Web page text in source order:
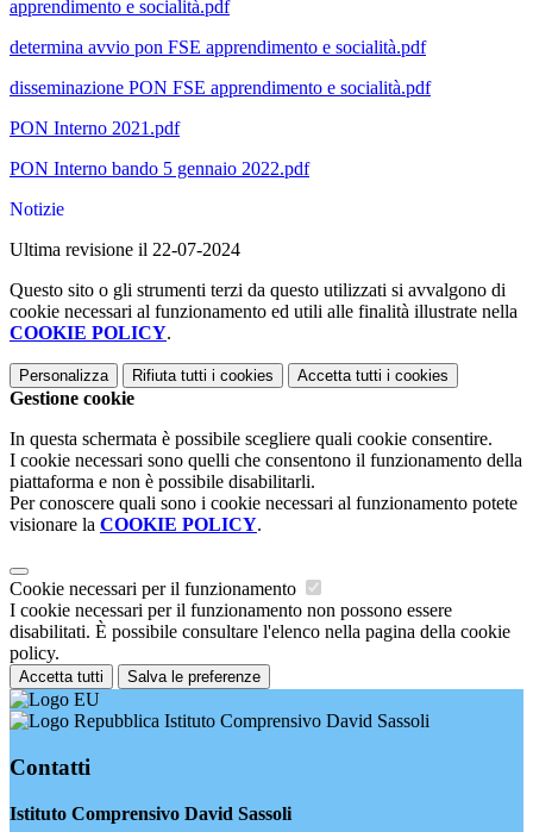
apprendimento e socialità.pdf
determina avvio pon FSE apprendimento e socialità.pdf
disseminazione PON FSE apprendimento e socialità.pdf
PON Interno 2021.pdf
PON Interno bando 5 gennaio 2022.pdf
Notizie
Ultima revisione il 22-07-2024
Questo sito o gli strumenti terzi da questo utilizzati si avvalgono di
cookie necessari al funzionamento ed utili alle finalità illustrate nella
COOKIE POLICY.
Personalizza Rifiuta tutti i cookies Accetta tutti i cookies
Gestione cookie
In questa schermata è possibile scegliere quali cookie consentire.
I cookie necessari sono quelli che consentono il funzionamento della
piattaforma e non è possibile disabilitarli.
Per conoscere quali sono i cookie necessari al funzionamento potete
visionare la COOKIE POLICY.
Cookie necessari per il funzionamento
I cookie necessari per il funzionamento non possono essere
disabilitati. È possibile consultare l'elenco nella pagina della cookie
policy.
Accetta tutti Salva le preferenze
Istituto Comprensivo David Sassoli
Contatti
Istituto Comprensivo David Sassoli